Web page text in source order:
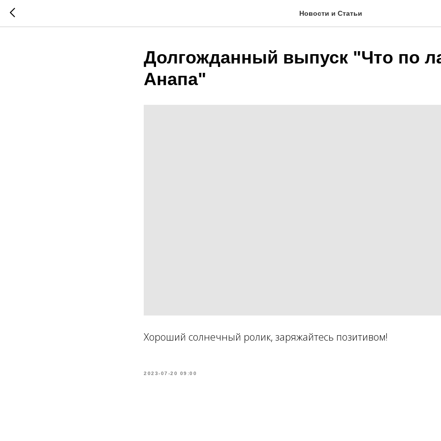
Новости и Статьи
Долгожданный выпуск "Что по
Анапа"
Хороший солнечный ролик, заряжайтесь позитивом!
2023-07-20 09:00